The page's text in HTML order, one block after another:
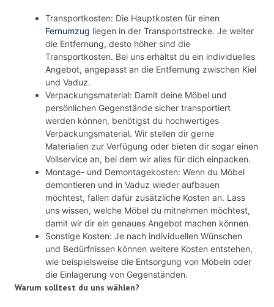
Transportkosten: Die Hauptkosten für einen
Fernumzug liegen in der Transportstrecke. Je weiter
die Entfernung, desto höher sind die
Transportkosten. Bei uns erhältst du ein individuelles
Angebot, angepasst an die Entfernung zwischen Kiel
und Vaduz.
Verpackungsmaterial: Damit deine Möbel und
persönlichen Gegenstände sicher transportiert
werden können, benötigst du hochwertiges
Verpackungsmaterial. Wir stellen dir gerne
Materialien zur Verfügung oder bieten dir sogar einen
Vollservice an, bei dem wir alles für dich einpacken.
Montage- und Demontagekosten: Wenn du Möbel
demontieren und in Vaduz wieder aufbauen
möchtest, fallen dafür zusätzliche Kosten an. Lass
uns wissen, welche Möbel du mitnehmen möchtest,
damit wir dir ein genaues Angebot machen können.
Sonstige Kosten: Je nach individuellen Wünschen
und Bedürfnissen können weitere Kosten entstehen,
wie beispielsweise die Entsorgung von Möbeln oder
die Einlagerung von Gegenständen.
Warum solltest du uns wählen?